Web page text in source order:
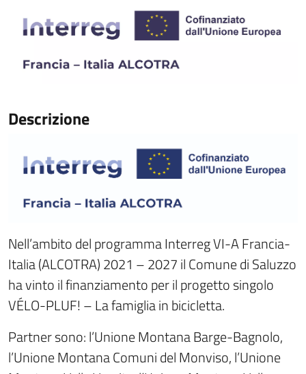
Descrizione
Nell’ambito del programma Interreg VI-A Francia-
Italia (ALCOTRA) 2021 – 2027 il Comune di Saluzzo
ha vinto il finanziamento per il progetto singolo
VÉLO-PLUF! – La famiglia in bicicletta.
Partner sono: l’Unione Montana Barge-Bagnolo,
l’Unione Montana Comuni del Monviso, l’Unione